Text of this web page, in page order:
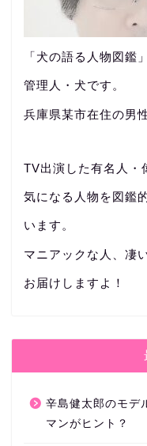
「犬の語る人物図鑑
管理人・犬です。
兵庫県某市在住の男
TV出演した有名人・
気になる人物を図鑑
います。
マニアックな人、凄
お届けしますよ！
辛島健太郎のモデ
マンがヒント？